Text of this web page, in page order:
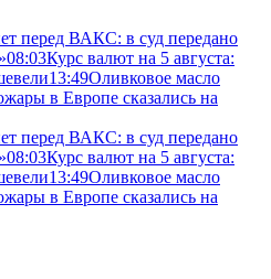
перед ВАКС: в суд передано
08:03Курс валют на 5 августа:
13:49Оливковое масло
в Европе сказались на
перед ВАКС: в суд передано
08:03Курс валют на 5 августа:
13:49Оливковое масло
в Европе сказались на